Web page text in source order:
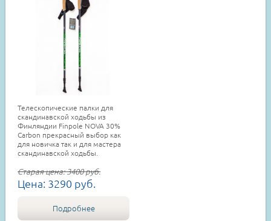
Телескопические палки для
скандинавской ходьбы из
Финляндии Finpole NOVA 30%
Carbon прекрасный выбор как
для новичка так и для мастера
скандинавской ходьбы.
Старая цена:3400руб.
Цена: 3290 руб.
Подробнее